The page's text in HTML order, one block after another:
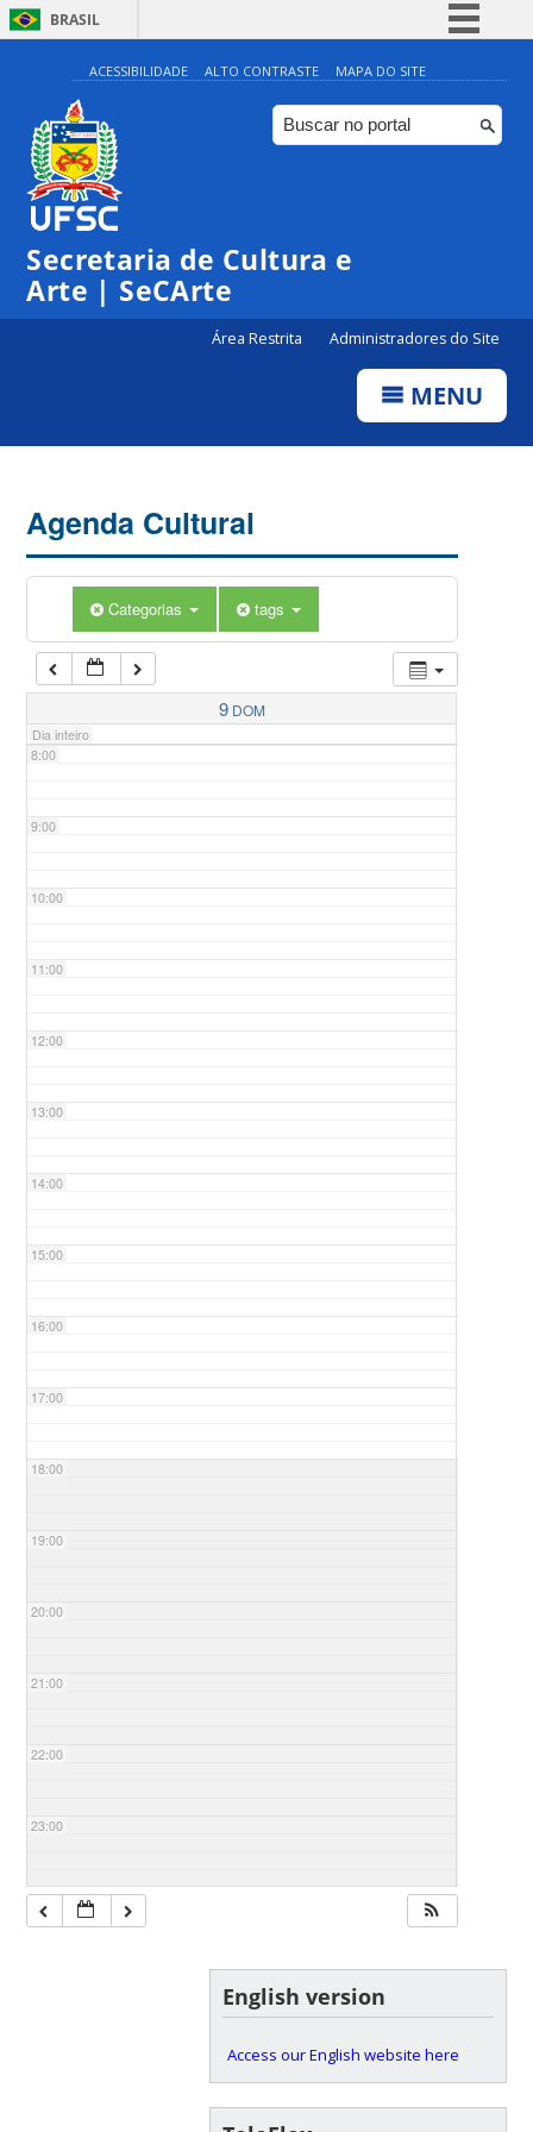
BRASIL
Simplifique!
Comunica BR
Participe
ACESSIBILIDADE ALTO CONTRASTE MAPA DO SITE
Secretaria de Cultura e
Arte | SeCArte
Área Restrita Administradores do Site
MENU
Agenda Cultural
Categorias tags
9 DOM
Dia inteiro
0:00
1:00
5:00
7:00
8:00
9:00
10:00
11:00
12:00
13:00
14:00
15:00
16:00
17:00
18:00
19:00
20:00
21:00
22:00
23:00
English version
Access our English website here